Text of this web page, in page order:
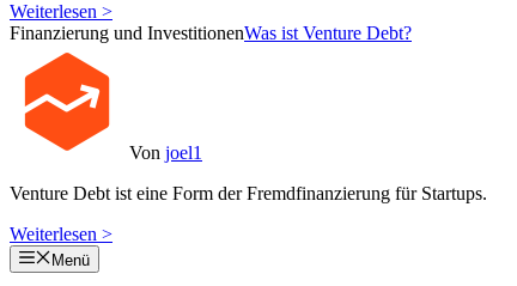
Weiterlesen >
Finanzierung und InvestitionenWas ist Venture Debt?
Von joel1
Venture Debt ist eine Form der Fremdfinanzierung für Startups.
Weiterlesen >
Menü